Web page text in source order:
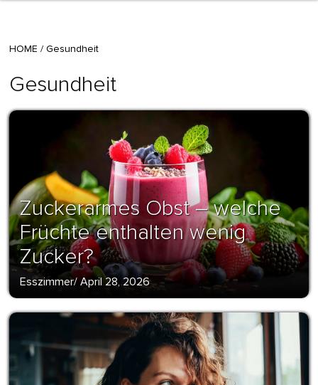
HOME / Gesundheit
Gesundheit
Zuckerarmes Obst – welche
Früchte enthalten wenig
Zucker?
Esszimmer/April 28, 2026